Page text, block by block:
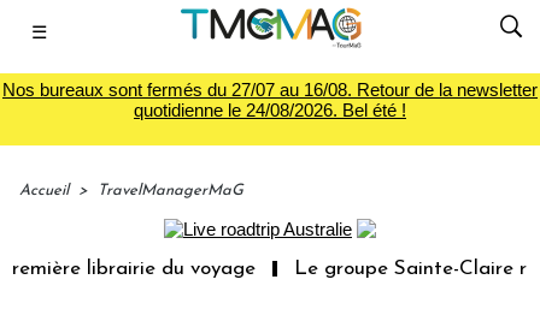
☰
Nos bureaux sont fermés du 27/07 au 16/08. Retour de la newsletter
quotidienne le 24/08/2026. Bel été !
Accueil > TravelManagerMaG
librairie du voyage Le groupe Sainte-Claire